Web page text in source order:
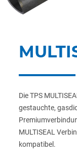
Die TPS
gestauchte,
MULTISEAL
kompatibel.